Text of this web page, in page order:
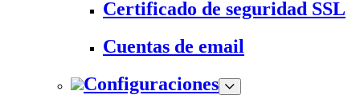
Certificado de seguridad SSL
Cuentas de email
Configuraciones